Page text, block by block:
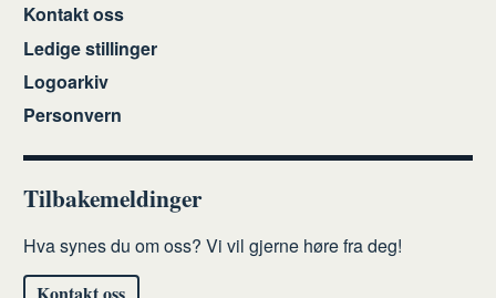
Kontakt oss
Ledige stillinger
Logoarkiv
Personvern
Tilbakemeldinger
Hva synes du om oss? Vi vil gjerne høre fra deg!
Kontakt oss